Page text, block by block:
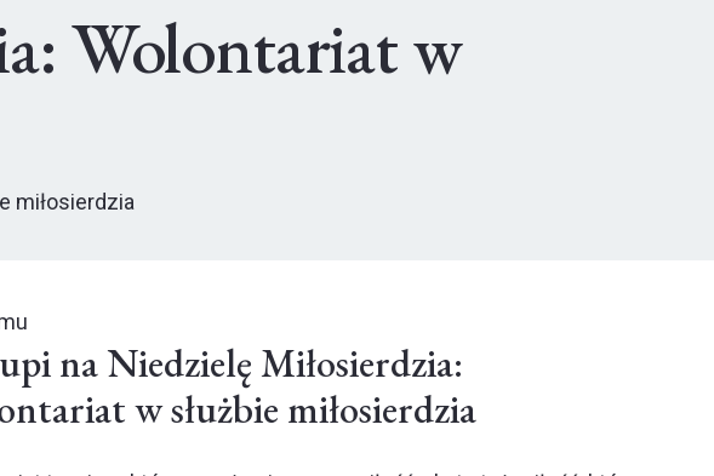
Wolontariat w
miłosierdzia
na Niedzielę Miłosierdzia:
w służbie miłosierdzia